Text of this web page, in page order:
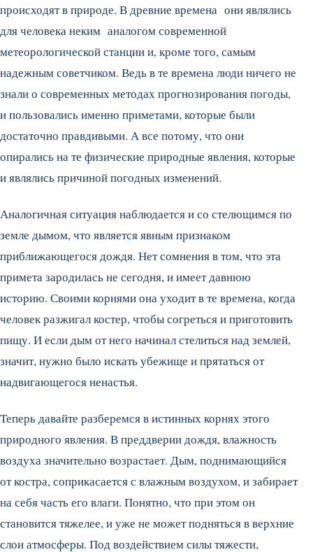
происходят в природе. В древние времена они являлись
для человека неким аналогом современной
метеорологической станции и, кроме того, самым
надежным советчиком. Ведь в те времена люди ничего не
знали о современных методах прогнозирования погоды,
и пользовались именно приметами, которые были
достаточно правдивыми. А все потому, что они
опирались на те физические природные явления, которые
и являлись причиной погодных изменений.
Аналогичная ситуация наблюдается и со стелющимся по
земле дымом, что является явным признаком
приближающегося дождя. Нет сомнения в том, что эта
примета зародилась не сегодня, и имеет давнюю
историю. Своими корнями она уходит в те времена, когда
человек разжигал костер, чтобы согреться и приготовить
пищу. И если дым от него начинал стелиться над землей,
значит, нужно было искать убежище и прятаться от
надвигающегося ненастья.
Теперь давайте разберемся в истинных корнях этого
природного явления. В преддверии дождя, влажность
воздуха значительно возрастает. Дым, поднимающийся
от костра, соприкасается с влажным воздухом, и забирает
на себя часть его влаги. Понятно, что при этом он
становится тяжелее, и уже не может подняться в верхние
слои атмосферы. Под воздействием силы тяжести,